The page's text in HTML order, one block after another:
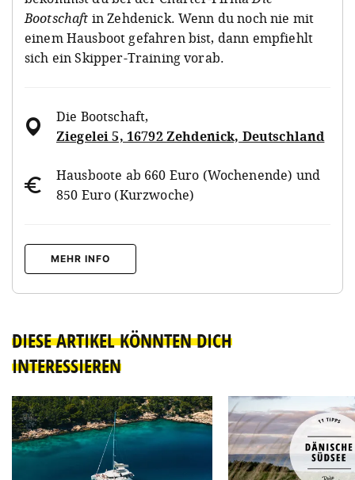
Bootschaft in Zehdenick. Wenn du noch nie mit
einem Hausboot gefahren bist, dann empfiehlt
sich ein Skipper-Training vorab.
Die Bootschaft,
Ziegelei 5, 16792 Zehdenick, Deutschland
Hausboote ab 660 Euro (Wochenende) und
850 Euro (Kurzwoche)
MEHR INFO
DIESE ARTIKEL KÖNNTEN DICH
INTERESSIEREN